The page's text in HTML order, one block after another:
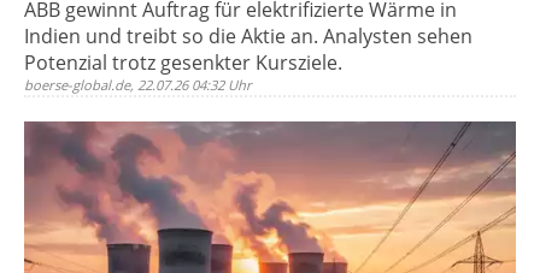
ABB gewinnt Auftrag für elektrifizierte Wärme in
Indien und treibt so die Aktie an. Analysten sehen
Potenzial trotz gesenkter Kursziele.
boerse-global.de, 22.07.26 04:32 Uhr